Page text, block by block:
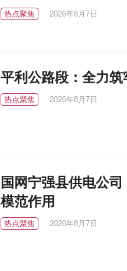
热点聚焦 2026年8月7日
平利公路段：全力
热点聚焦 2026年8月7日
国网宁强县供电公
模范作用
热点聚焦 2026年8月7日